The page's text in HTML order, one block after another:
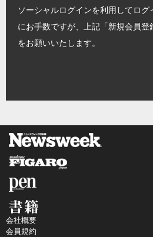
ソーシャルログインを利用してロ
にお手数ですが、上記「新規会員
をお願いいたします。
会社概要
会員規約